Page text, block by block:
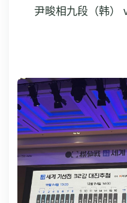
尹畯相九段（韩）